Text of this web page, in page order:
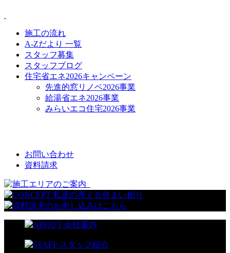
施工の流れ
A-Zだより 一覧
スタッフ募集
スタッフブログ
住宅省エネ2026キャンペーン
先進的窓リノベ2026事業
給湯省エネ2026事業
みらいエコ住宅2026事業
お問い合わせ
資料請求